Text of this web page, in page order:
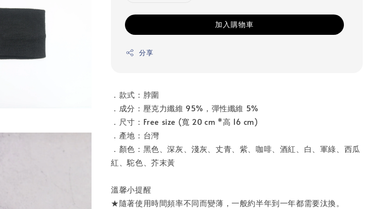
加入購物車
分享
．款式：脖圍
．成分：壓克力纖維 95%，彈性纖維 5%
．尺寸：Free size (寬 20 cm *高 16 cm)
．產地：台灣
．顏色：黑色、深灰、淺灰、丈青、紫、咖啡、酒紅、白、軍綠、西瓜
紅、駝色、芥末黃
溫馨小提醒
★隨著使用時間頻率不同而變薄，一般約半年到一年都需要汰換。